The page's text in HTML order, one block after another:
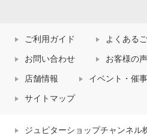
ご利用ガイド よくある
お問い合わせ お客様の
店舗情報 イベント・催
サイトマップ
ジュピターショップチャンネル